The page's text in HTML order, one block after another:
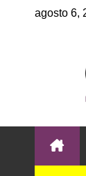
agosto 6,